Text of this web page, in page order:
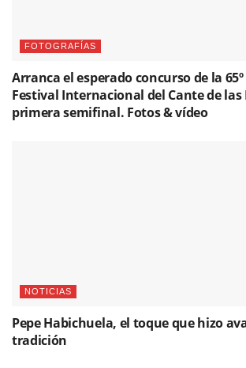
FOTOGRAFÍAS
Arranca el esperado concurso de la
Festival Internacional del Cante de las
primera semifinal. Fotos & vídeo
NOTICIAS
Pepe Habichuela, el toque que hizo
tradición